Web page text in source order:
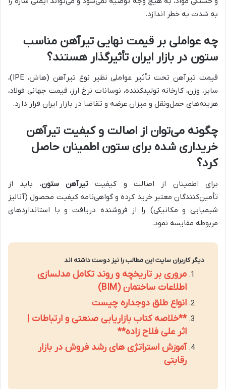
به شدت به خطر اندازد.
چه عواملی بر قیمت نهایی تیرآهن مناسب
ستون در بازار ایران تأثیرگذار هستند؟
قیمت تیرآهن تحت تأثیر عواملی نظیر نوع تیرآهن (هاش، IPE)،
سایز، وزن، کارخانه تولیدکننده، نوسانات نرخ ارز، قیمت جهانی فولاد،
هزینه‌های حمل‌ونقل و میزان عرضه و تقاضا در بازار ایران قرار دارد.
چگونه می‌توان از اصالت و کیفیت تیرآهن
خریداری شده برای ستون اطمینان حاصل
کرد؟
برای اطمینان از اصالت و کیفیت تیرآهن ستون، باید از
تأمین‌کنندگان معتبر خرید کرده و گواهی‌نامه کیفیت محصول (آنالیز
شیمیایی و مکانیکی) را از فروشنده دریافت و با استانداردهای
مربوطه مقایسه نمود.
دیگر کاربران سایت این مطالب را نیز دوست داشته اند
مروری بر تاریخچه و روند تکامل مدلسازی
اطلاعات ساختمان (BIM)
انواع طلق دوجداره چیست
**خلاصه کتاب بازاریابی صنعتی و ارتباطات |
اثر علی فلاح زاده**
آموزش استراتژی های رشد فروش در بازار
رقابتی